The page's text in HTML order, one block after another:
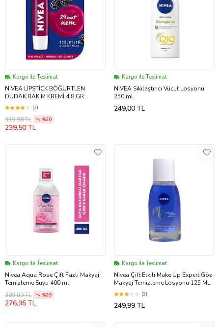
Kargo ile Teslimat
NİVEA LİPSTİCK BÖĞÜRTLEN
DUDAK BAKIM KREMİ 4,8 GR
(2)
339,98 TL %30
239,50 TL
Kargo ile Teslimat
NIVEA Sıkılaştırıcı Vücut Losyonu
250 ml.
249,00 TL
Kargo ile Teslimat
Nivea Aqua Rose Çift Fazlı Makyaj
Temizleme Suyu 400 ml
389,00 TL
%29
276,95 TL
Kargo ile Teslimat
Nivea Çift Etkili Make Up Expert Göz-
Makyaj Temizleme Losyonu 125 ML
(2)
249,99 TL